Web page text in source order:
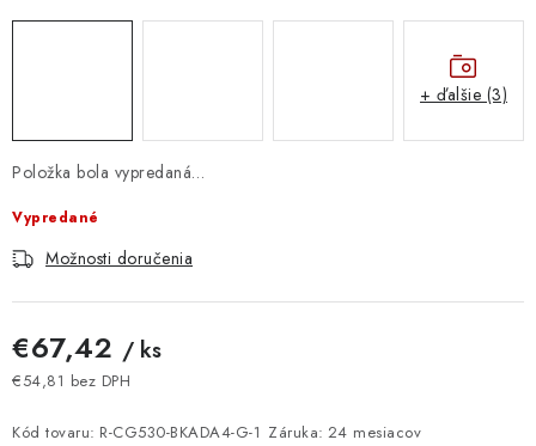
Obchodné podmienky
Moja objednávka
Odstúpenie od zmluvy
Formuláre na stiahnutie
Položka bola vypredaná…
Vypredané
Možnosti doručenia
€67,42 / ks
€54,81 bez DPH
Kód tovaru: R-CG530-BKADA4-G-1 Záruka: 24 mesiacov
+ ďalšie (3)